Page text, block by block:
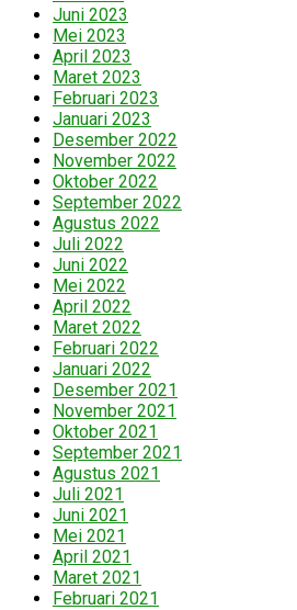
Juni 2023
Mei 2023
April 2023
Maret 2023
Februari 2023
Januari 2023
Desember 2022
November 2022
Oktober 2022
September 2022
Agustus 2022
Juli 2022
Juni 2022
Mei 2022
April 2022
Maret 2022
Februari 2022
Januari 2022
Desember 2021
November 2021
Oktober 2021
September 2021
Agustus 2021
Juli 2021
Juni 2021
Mei 2021
April 2021
Maret 2021
Februari 2021